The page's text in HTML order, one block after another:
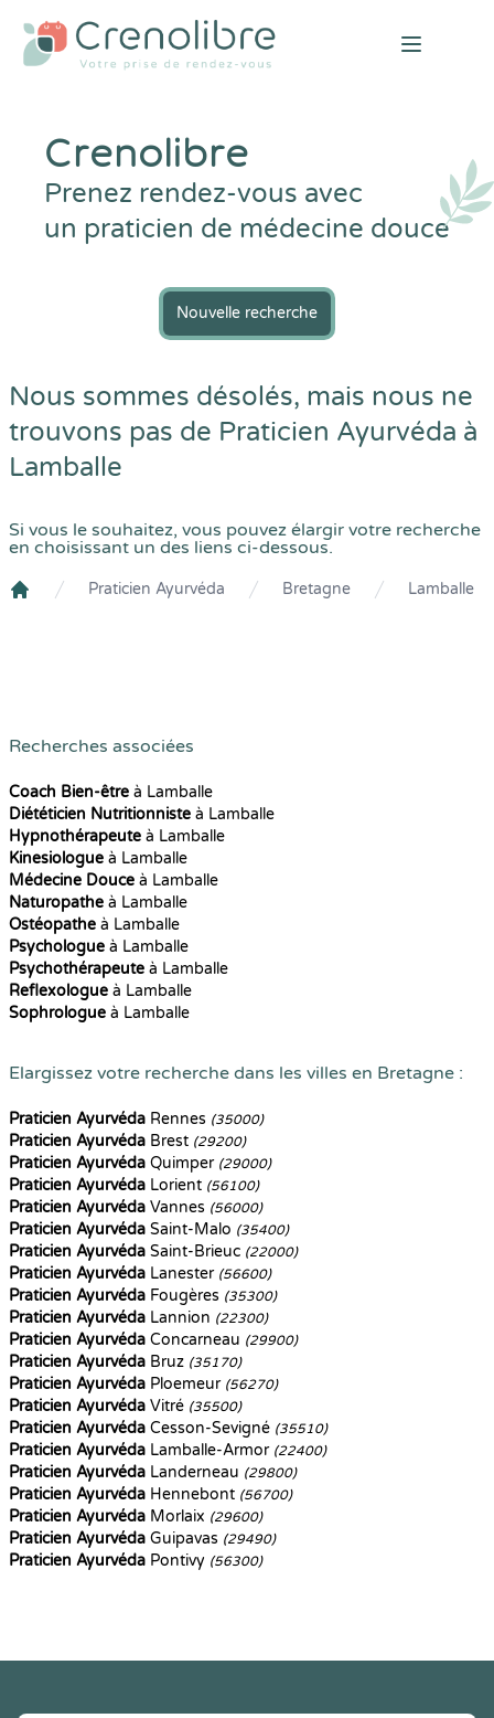
Open
Crenolibre
Prenez rendez-vous avec
un praticien de médecine douce
Nouvelle recherche
Nous sommes désolés, mais nous ne
trouvons pas de Praticien Ayurvéda à
Lamballe
Si vous le souhaitez, vous pouvez élargir votre recherche
en choisissant un des liens ci-dessous.
Praticien Ayurvéda Bretagne Lamballe
Recherches associées
Coach Bien-être à Lamballe
Diététicien Nutritionniste à Lamballe
Hypnothérapeute à Lamballe
Kinesiologue à Lamballe
Médecine Douce à Lamballe
Naturopathe à Lamballe
Ostéopathe à Lamballe
Psychologue à Lamballe
Psychothérapeute à Lamballe
Reflexologue à Lamballe
Sophrologue à Lamballe
Elargissez votre recherche dans les villes en Bretagne :
Praticien Ayurvéda Rennes (35000)
Praticien Ayurvéda Brest (29200)
Praticien Ayurvéda Quimper (29000)
Praticien Ayurvéda Lorient (56100)
Praticien Ayurvéda Vannes (56000)
Praticien Ayurvéda Saint-Malo (35400)
Praticien Ayurvéda Saint-Brieuc (22000)
Praticien Ayurvéda Lanester (56600)
Praticien Ayurvéda Fougères (35300)
Praticien Ayurvéda Lannion (22300)
Praticien Ayurvéda Concarneau (29900)
Praticien Ayurvéda Bruz (35170)
Praticien Ayurvéda Ploemeur (56270)
Praticien Ayurvéda Vitré (35500)
Praticien Ayurvéda Cesson-Sevigné (35510)
Praticien Ayurvéda Lamballe-Armor (22400)
Praticien Ayurvéda Landerneau (29800)
Praticien Ayurvéda Hennebont (56700)
Praticien Ayurvéda Morlaix (29600)
Praticien Ayurvéda Guipavas (29490)
Praticien Ayurvéda Pontivy (56300)